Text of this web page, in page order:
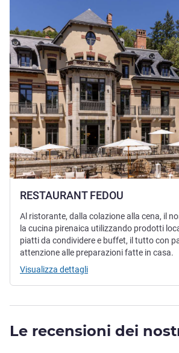
RESTAURANT FEDOU
Al ristorante, dalla colazione alla cena, il
la cucina pirenaica utilizzando prodotti
piatti da condividere e buffet, il tutto con
attenzione alle preparazioni fatte in casa.
Visualizza dettagli
Le recensioni dei